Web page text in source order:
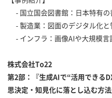
- 国立国会図書館：日本特有の
- 製造業：図面のデジタル化と
- インフラ：画像AIや大規模言
株式会社To22
第2部：『生成AIで“活用できる
思決定・知見化に落とし込む方法